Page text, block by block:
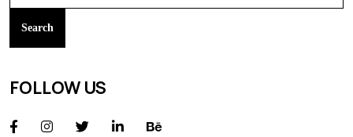
Search
FOLLOW US